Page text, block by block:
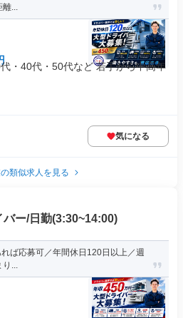
離...
・40代・50代など 若手から中高年
気になる
類似求人を見る
ー/日勤(3:30~14:00)
れば応募可／年間休日120日以上／週
り...